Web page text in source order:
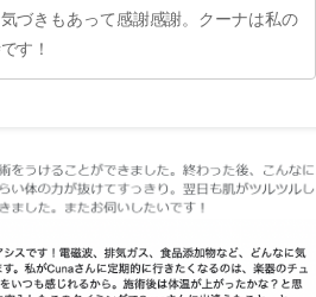
づきもあって感謝感謝。クーナは私の
す！